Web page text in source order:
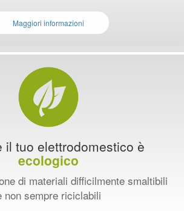
Maggiori informazioni
il tuo elettrodomestico è
ecologico
di materiali difficilmente smaltibili
non sempre riciclabili